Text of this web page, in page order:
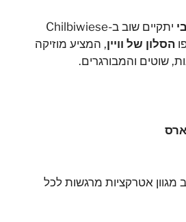
יתקיים שוב ב-Chilbiwiese
הסלון של וויין, המציע מוזיקה
מגוון אטרקציות מרגשות לכל